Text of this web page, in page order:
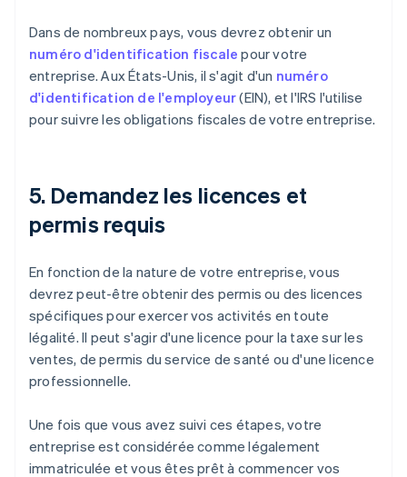
Dans de nombreux pays, vous devrez obtenir un
numéro d'identification fiscale pour votre
entreprise. Aux États-Unis, il s'agit d'un numéro
d'identification de l'employeur(EIN), et l'IRS l'utilise
pour suivre les obligations fiscales de votre entreprise.
5. Demandez les licences et
permis requis
En fonction de la nature de votre entreprise, vous
devrez peut-être obtenir des permis ou des licences
spécifiques pour exercer vos activités en toute
légalité. Il peut s'agir d'une licence pour la taxe sur les
ventes, de permis du service de santé ou d'une licence
professionnelle.
Une fois que vous avez suivi ces étapes, votre
entreprise est considérée comme légalement
immatriculée et vous êtes prêt à commencer vos